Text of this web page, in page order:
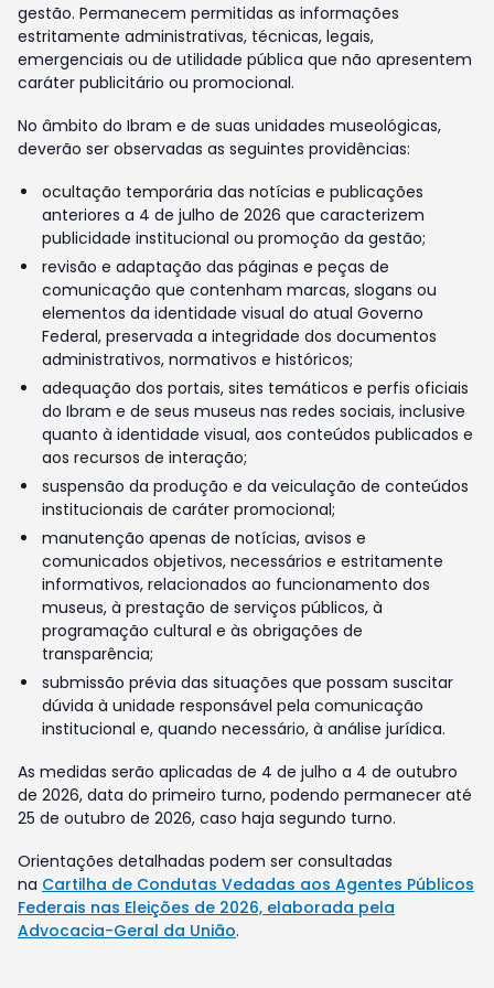
gestão. Permanecem permitidas as informações
estritamente administrativas, técnicas, legais,
emergenciais ou de utilidade pública que não apresentem
caráter publicitário ou promocional.
No âmbito do Ibram e de suas unidades museológicas,
deverão ser observadas as seguintes providências:
ocultação temporária das notícias e publicações
anteriores a 4 de julho de 2026 que caracterizem
publicidade institucional ou promoção da gestão;
revisão e adaptação das páginas e peças de
comunicação que contenham marcas, slogans ou
elementos da identidade visual do atual Governo
Federal, preservada a integridade dos documentos
administrativos, normativos e históricos;
adequação dos portais, sites temáticos e perfis oficiais
do Ibram e de seus museus nas redes sociais, inclusive
quanto à identidade visual, aos conteúdos publicados e
aos recursos de interação;
suspensão da produção e da veiculação de conteúdos
institucionais de caráter promocional;
manutenção apenas de notícias, avisos e
comunicados objetivos, necessários e estritamente
informativos, relacionados ao funcionamento dos
museus, à prestação de serviços públicos, à
programação cultural e às obrigações de
transparência;
submissão prévia das situações que possam suscitar
dúvida à unidade responsável pela comunicação
institucional e, quando necessário, à análise jurídica.
As medidas serão aplicadas de 4 de julho a 4 de outubro
de 2026, data do primeiro turno, podendo permanecer até
25 de outubro de 2026, caso haja segundo turno.
Orientações detalhadas podem ser consultadas
na Cartilha de Condutas Vedadas aos Agentes Públicos
Federais nas Eleições de 2026, elaborada pela
Advocacia-Geral da União.